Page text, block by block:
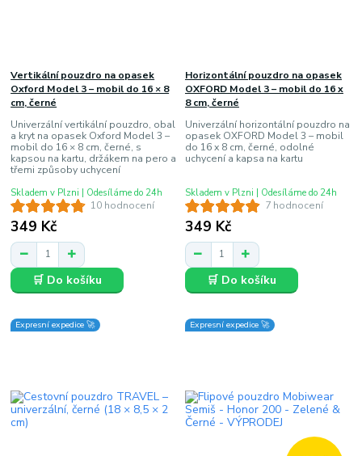
10 hodnocení
Vertikální pouzdro na opasek
Oxford Model 3 – mobil do 16 × 8
cm, černé
Univerzální vertikální pouzdro, obal
a kryt na opasek Oxford Model 3 –
mobil do 16 × 8 cm, černé, s
kapsou na kartu, držákem na pero a
třemi způsoby uchycení
349 Kč
Skladem v Plzni | Odesíláme do 24h
🛒 Do košíku
7 hodnocení
Horizontální pouzdro na opasek
OXFORD Model 3 – mobil do 16 x
8 cm, černé
Univerzální horizontální pouzdro na
opasek OXFORD Model 3 – mobil
do 16 x 8 cm, černé, odolné
uchycení a kapsa na kartu
349 Kč
Skladem v Plzni | Odesíláme do 24h
🛒 Do košíku
Expresní expedice 🚀 Expresní expedice 🚀